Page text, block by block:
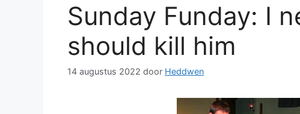
Sunday Funday: I
should kill him
14 augustus 2022 door Heddwen